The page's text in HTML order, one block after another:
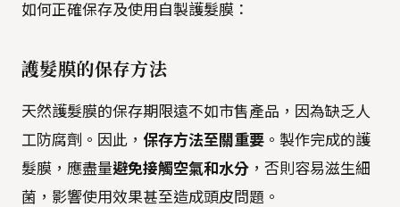
如何正確保存及使用自製護髮膜：
護髮膜的保存方法
天然護髮膜的保存期限遠不如市售產品，因為缺乏人
工防腐劑。因此， 保存方法至關重要 。製作完成的護
髮膜，應盡量避免接觸空氣和水分 ，否則容易滋生細
菌，影響使用效果甚至造成頭皮問題。